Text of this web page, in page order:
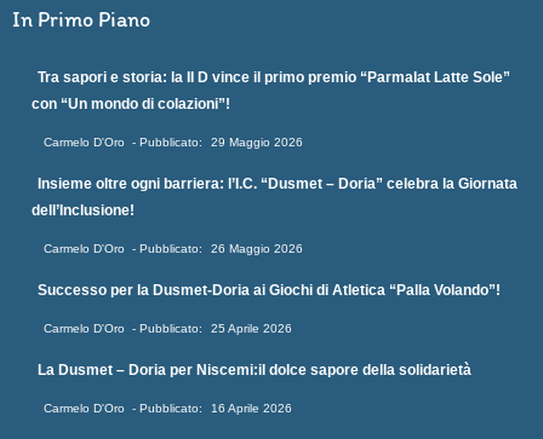
In Primo Piano
Tra sapori e storia: la II D vince il primo premio “Parmalat Latte Sole”
con “Un mondo di colazioni”!
Carmelo D'Oro 29 Maggio 2026
Insieme oltre ogni barriera: l’I.C. “Dusmet – Doria” celebra la Giornata
dell’Inclusione!
Carmelo D'Oro 26 Maggio 2026
Successo per la Dusmet-Doria ai Giochi di Atletica “Palla Volando”!
Carmelo D'Oro 25 Aprile 2026
La Dusmet – Doria per Niscemi:il dolce sapore della solidarietà
Carmelo D'Oro 16 Aprile 2026